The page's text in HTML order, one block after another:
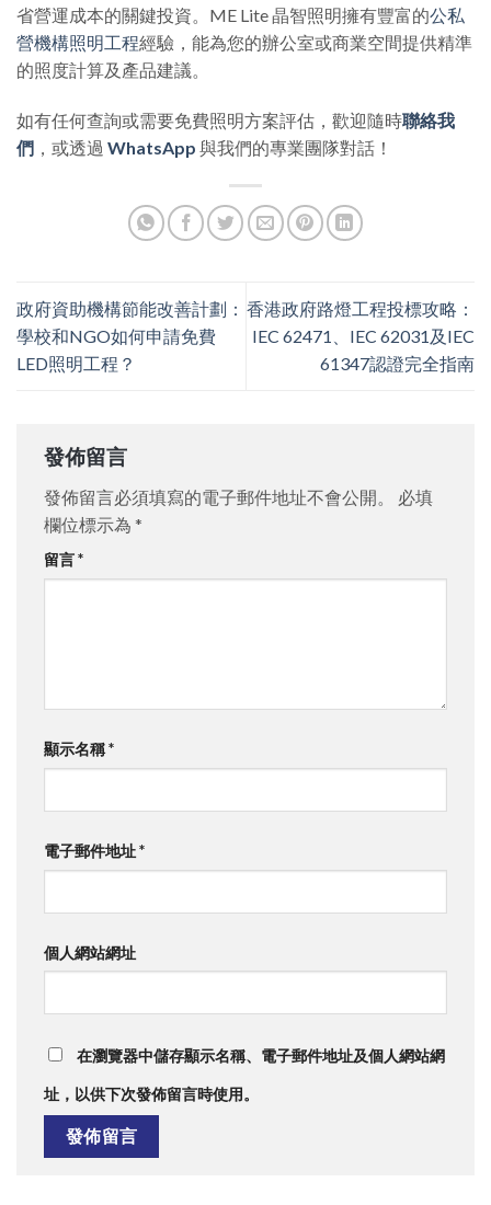
省營運成本的關鍵投資。ME Lite 晶智照明擁有豐富的公私
營機構照明工程經驗，能為您的辦公室或商業空間提供精準
的照度計算及產品建議。
如有任何查詢或需要免費照明方案評估，歡迎隨時聯絡我
們 ，或透過 WhatsApp 與我們的專業團隊對話！
政府資助機構節能改善計劃：
學校和NGO如何申請免費
LED照明工程？
香港政府路燈工程投標攻略：
IEC 62471、IEC 62031及IEC
61347認證完全指南
發佈留言
發佈留言必須填寫的電子郵件地址不會公開。
必填
欄位標示為 *
留言*
顯示名稱*
電子郵件地址*
個人網站網址
在瀏覽器中儲存顯示名稱、電子郵件地址及個人網站網
址，以供下次發佈留言時使用。